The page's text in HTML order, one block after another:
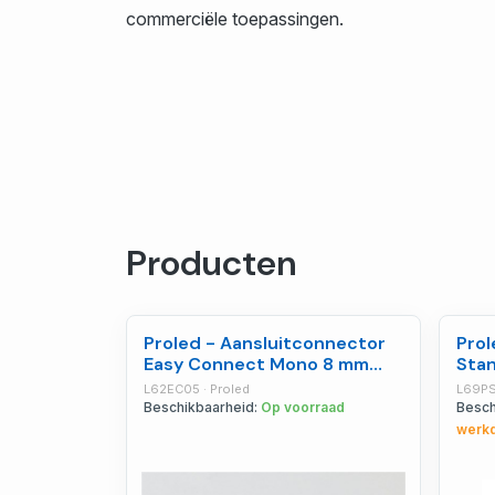
commerciële toepassingen.
Producten
Proled - Aansluitconnector
Easy Connect Mono 8 mm
IP20 - L62EC05
L62EC05 · Proled
Beschikbaarheid: Op voorraad